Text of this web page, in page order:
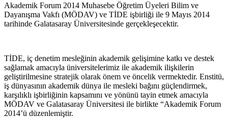
Akademik Forum 2014 Muhasebe Öğretim Üyeleri Bilim ve
Dayanışma Vakfı (MÖDAV) ve TİDE işbirliği ile 9 Mayıs 2014
tarihinde Galatasaray Üniversitesinde gerçekleşecektir.
TİDE, iç denetim mesleğinin akademik gelişimine katkı ve destek
sağlamak amacıyla üniversitelerimiz ile akademik ilişkilerin
geliştirilmesine stratejik olarak önem ve öncelik vermektedir. Enstitü,
iş dünyasının akademik dünya ile mesleki bağını güçlendirmek,
karşılıklı işbirliğinin kapsamını ve yönünü tayin etmek amacıyla
MÖDAV ve Galatasaray Üniversitesi ile birlikte “Akademik Forum
2014’ü düzenlemiştir.